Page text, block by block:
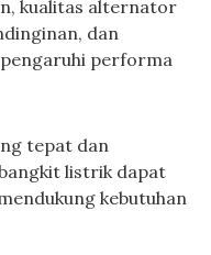
kualitas alternator
dan
performa
tepat dan
listrik dapat
kebutuhan